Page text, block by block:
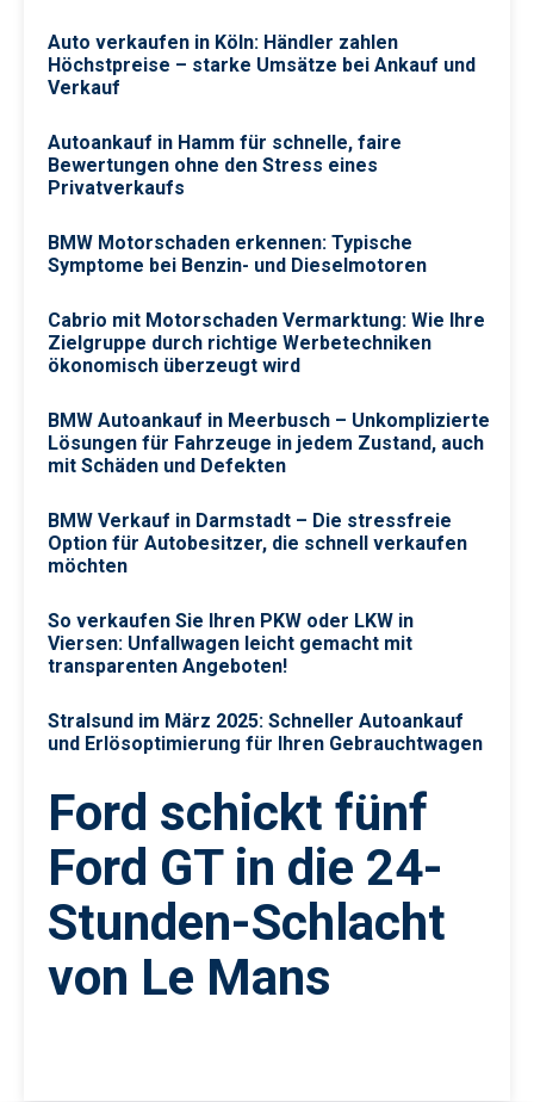
Auto verkaufen in Köln: Händler zahlen
Höchstpreise – starke Umsätze bei Ankauf und
Verkauf
Autoankauf in Hamm für schnelle, faire
Bewertungen ohne den Stress eines
Privatverkaufs
BMW Motorschaden erkennen: Typische
Symptome bei Benzin- und Dieselmotoren
Cabrio mit Motorschaden Vermarktung: Wie Ihre
Zielgruppe durch richtige Werbetechniken
ökonomisch überzeugt wird
BMW Autoankauf in Meerbusch – Unkomplizierte
Lösungen für Fahrzeuge in jedem Zustand, auch
mit Schäden und Defekten
BMW Verkauf in Darmstadt – Die stressfreie
Option für Autobesitzer, die schnell verkaufen
möchten
So verkaufen Sie Ihren PKW oder LKW in
Viersen: Unfallwagen leicht gemacht mit
transparenten Angeboten!
Stralsund im März 2025: Schneller Autoankauf
und Erlösoptimierung für Ihren Gebrauchtwagen
Ford schickt fünf
Ford GT in die 24-
Stunden-Schlacht
von Le Mans